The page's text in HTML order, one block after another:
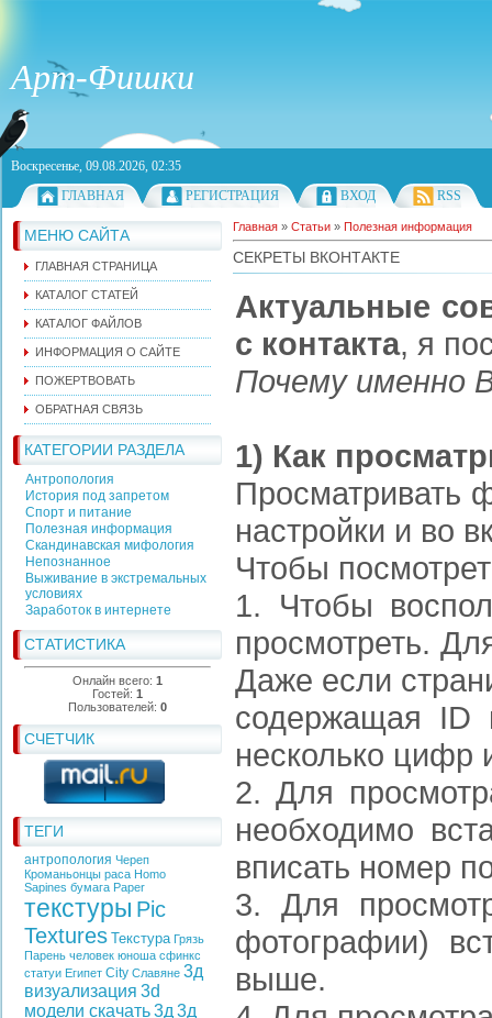
Арт-Фишки
Воскресенье, 09.08.2026, 02:35
ГЛАВНАЯ
РЕГИСТРАЦИЯ ВХОД RSS
МЕНЮ САЙТА
ГЛАВНАЯ СТРАНИЦА
КАТАЛОГ СТАТЕЙ
КАТАЛОГ ФАЙЛОВ
ИНФОРМАЦИЯ О САЙТЕ
ПОЖЕРТВОВАТЬ
ОБРАТНАЯ СВЯЗЬ
КАТЕГОРИИ РАЗДЕЛА
Антропология
История под запретом
Спорт и питание
Полезная информация
Скандинавская мифология
Непознанное
Выживание в экстремальных
условиях
Заработок в интернете
СТАТИСТИКА
Онлайн всего: 1
Гостей: 1
Пользователей: 0
СЧЕТЧИК
ТЕГИ
антропология Череп
Кроманьонцы раса Homo
Sapines бумага Paper
текстуры Pic
Textures Текстура Грязь
Парень человек юноша сфинкс
статуи Египет City Славяне 3д
визуализация 3d
модели скачать3д 3д
Главная » Статьи » Полезная информация
СЕКРЕТЫ ВКОНТАКТЕ
Актуальные
с контакта, я
Почему именно
1) Как
Просматривать
настройки и во
Чтобы
1. Чтобы
просмотреть.
Даже если
содержащая ID
несколько цифр
2. Для
необходимо
вписать номер
3. Для
фотографии)
выше.